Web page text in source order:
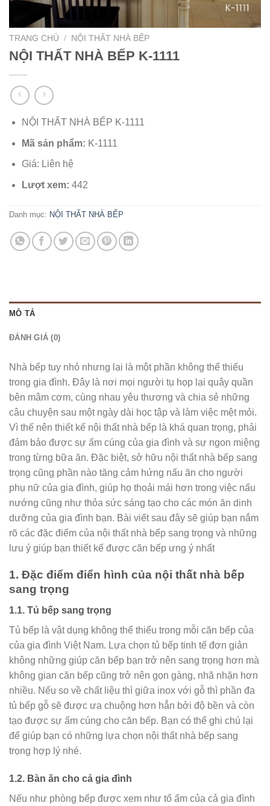
TRANG CHỦ / NỘI THẤT NHÀ BẾP
NỘI THẤT NHÀ BẾP K-1111
NỘI THẤT NHÀ BẾP K-1111
Mã sản phẩm: K-1111
Giá: Liên hệ
Lượt xem: 442
Danh mục: NỘI THẤT NHÀ BẾP
MÔ TẢ
ĐÁNH GIÁ (0)
Nhà bếp tuy nhỏ nhưng lại là một phần không thể thiếu
trong gia đình. Đây là nơi mọi người tụ họp lại quây quần
bên mâm cơm, cùng nhau yêu thương và chia sẻ những
câu chuyện sau một ngày dài học tập và làm việc mệt mỏi.
Vì thế nên thiết kế nội thất nhà bếp là khá quan trọng, phải
đảm bảo được sự ấm cúng của gia đình và sự ngon miệng
trong từng bữa ăn. Đặc biệt, sở hữu nội thất nhà bếp sang
trọng cũng phần nào tăng cảm hứng nấu ăn cho người
phụ nữ của gia đình, giúp họ thoải mái hơn trong việc nấu
nướng cũng như thỏa sức sáng tạo cho các món ăn dinh
dưỡng của gia đình bạn. Bài viết sau đây sẽ giúp bạn nắm
rõ các đặc điểm của nội thất nhà bếp sang trọng và những
lưu ý giúp bạn thiết kế được căn bếp ưng ý nhất
1. Đặc điểm điển hình của nội thất nhà bếp
sang trọng
1.1. Tủ bếp sang trọng
Tủ bếp là vật dụng không thể thiếu trong mỗi căn bếp của
của gia đình Việt Nam. Lựa chọn tủ bếp tinh tế đơn giản
không những giúp căn bếp bạn trở nên sang trọng hơn mà
không gian căn bếp cũng trở nên gọn gàng, nhã nhặn hơn
nhiều. Nếu so về chất liệu thì giữa inox với gỗ thì phần đa
tủ bếp gỗ sẽ được ưa chuộng hơn hẳn bởi độ bền và còn
tạo được sự ấm cúng cho căn bếp. Bạn có thể ghi chú lại
để giúp bạn có những lựa chọn nội thất nhà bếp sang
trọng hợp lý nhé.
1.2. Bàn ăn cho cả gia đình
Nếu như phòng bếp được xem như tổ ấm của cả gia đình